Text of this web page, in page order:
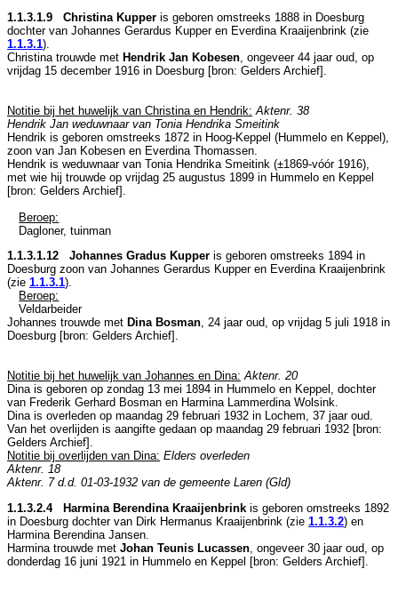
1.1.3.1.9 Christina Kupper is geboren omstreeks 1888 in Doesburg
dochter van Johannes Gerardus Kupper en Everdina Kraaijenbrink (zie
1.1.3.1).
Christina trouwde met Hendrik Jan Kobesen, ongeveer 44 jaar oud, op
vrijdag 15 december 1916 in Doesburg [bron: Gelders Archief].
Notitie bij het huwelijk van Christina en Hendrik: Aktenr. 38
Hendrik Jan weduwnaar van Tonia Hendrika Smeitink
Hendrik is geboren omstreeks 1872 in Hoog-Keppel (Hummelo en Keppel),
zoon van Jan Kobesen en Everdina Thomassen.
Hendrik is weduwnaar van Tonia Hendrika Smeitink (±1869-vóór 1916),
met wie hij trouwde op vrijdag 25 augustus 1899 in Hummelo en Keppel
[bron: Gelders Archief].
Beroep:
Dagloner, tuinman
1.1.3.1.12 Johannes Gradus Kupper is geboren omstreeks 1894 in
Doesburg zoon van Johannes Gerardus Kupper en Everdina Kraaijenbrink
(zie 1.1.3.1).
Beroep:
Veldarbeider
Johannes trouwde met Dina Bosman, 24 jaar oud, op vrijdag 5 juli 1918 in
Doesburg [bron: Gelders Archief].
Notitie bij het huwelijk van Johannes en Dina: Aktenr. 20
Dina is geboren op zondag 13 mei 1894 in Hummelo en Keppel , dochter
van Frederik Gerhard Bosman en Harmina Lammerdina Wolsink.
Dina is overleden op maandag 29 februari 1932 in Lochem, 37 jaar oud.
Van het overlijden is aangifte gedaan op maandag 29 februari 1932 [bron:
Gelders Archief].
Notitie bij overlijden van Dina: Elders overleden
Aktenr. 18
Aktenr. 7 d.d. 01-03-1932 van de gemeente Laren (Gld)
1.1.3.2.4 Harmina Berendina Kraaijenbrink is geboren omstreeks 1892
in Doesburg dochter van Dirk Hermanus Kraaijenbrink (zie 1.1.3.2) en
Harmina Berendina Jansen.
Harmina trouwde met Johan Teunis Lucassen , ongeveer 30 jaar oud, op
donderdag 16 juni 1921 in Hummelo en Keppel [bron: Gelders Archief].